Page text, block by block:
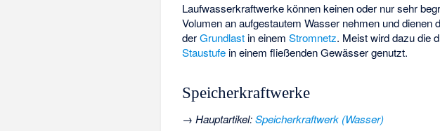
Laufwasserkraftwerke können keinen oder nur sehr
Volumen an aufgestautem Wasser nehmen und dienen
derGrundlast in einemStromnetz. Meist wird dazu die
Staustufe in einem fließenden Gewässer genutzt.
Speicherkraftwerke
→Hauptartikel:Speicherkraftwerk (Wasser)